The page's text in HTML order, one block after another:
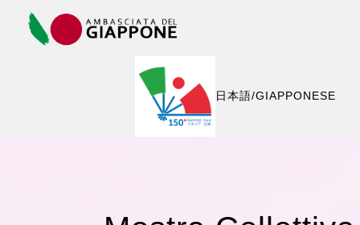
日本語/GIAPPONESE
COPYRIGHT © 2015 - AMBASCIATA DEL GIAPPONE